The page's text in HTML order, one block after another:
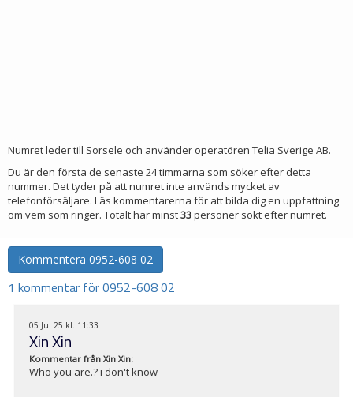
Numret leder till Sorsele och använder operatören Telia Sverige AB.
Du är den första de senaste 24 timmarna som söker efter detta
nummer. Det tyder på att numret inte används mycket av
telefonförsäljare. Läs kommentarerna för att bilda dig en uppfattning
om vem som ringer. Totalt har minst33personer sökt efter numret.
Kommentera 0952-608 02
1 kommentar för 0952-608 02
05 Jul 25 kl. 11:33
Xin Xin
Kommentar från Xin Xin:
Who you are.? i don't know